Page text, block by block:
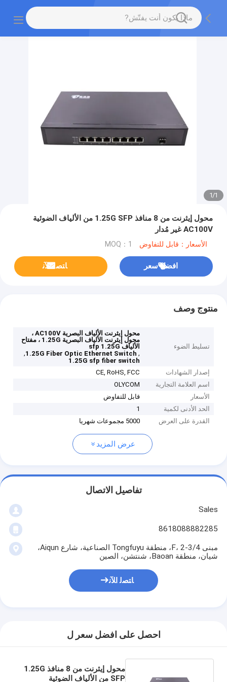
1
/
1
محول إيثرنت من 8 منافذ 1.25G SFP من الألياف الضوئية
AC100V غير مُدار
الأسعار：قابل للتفاوض MOQ：1
افضل سعر ﺎﺘﺼﻟ ﺍﻶﻧ
منتوج وصف
تسليط الضوء
محول إيثرنت الألياف البصرية AC100V ،
محول إيثرنت الألياف البصرية 1.25G ، مفتاح
الألياف sfp 1.25G
,
1.25G Fiber Optic Ethernet Switch
,
1.25G sfp fiber switch
إصدار الشهادات
CE, RoHS, FCC
اسم العلامة التجارية
OLYCOM
الأسعار
قابل للتفاوض
الحد الأدنى لكمية
1
القدرة على العرض
5000 مجموعات شهريا
عرض المزيد
تفاصيل الاتصال
Sales
8618088882285
مبنى 4/F، 2-3، منطقة Tongfuyu الصناعية، شارع Aiqun،
شيان، منطقة Baoan، شنتشن، الصين
ﺎﺘﺼﻟ ﺍﻶﻧ
احصل على افضل سعر ل
محول إيثرنت من 8 منافذ 1.25G
SFP من الألياف الضوئية